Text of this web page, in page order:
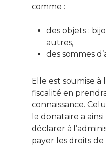
comme :
des objets :
autres,
des sommes
Elle est soumise à
fiscalité en
connaissance.
le donataire a
déclarer à
payer les droits de